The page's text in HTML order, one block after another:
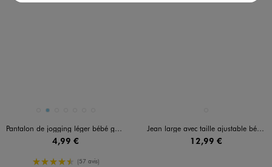
Disponible en 7 coloris
BLEU CHINE
BLEU CIEL
Pantalon de jogging léger bébé garçon
4,99 €
4.5/5 de moyenne
(57 avis)
Jean large avec taille ajustable bébé garçon
12,99 €